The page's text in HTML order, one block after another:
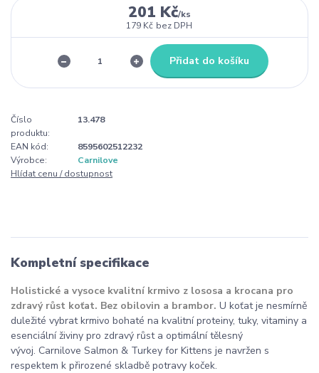
201 Kč/ks
179 Kč bez DPH
Přidat do košíku
Číslo
produktu:
13.478
EAN kód:
8595602512232
Výrobce:
Carnilove
Hlídat cenu / dostupnost
Kompletní specifikace
Holistické a vysoce kvalitní krmivo z lososa a krocana pro
zdravý růst koťat. Bez obilovin a brambor. U koťat je nesmírně
duležité vybrat krmivo bohaté na kvalitní proteiny, tuky, vitaminy a
esenciální živiny pro zdravý růst a optimální tělesný
vývoj. Carnilove Salmon & Turkey for Kittens je navržen s
respektem k přirozené skladbě potravy koček.